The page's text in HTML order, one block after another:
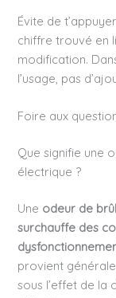
Évite de
chiffre trouvé en
modification.
l’usage, pas
Foire aux
Que signifie une
électrique ?
Une odeur de
surchauffe des
provient
sous l’effet de la